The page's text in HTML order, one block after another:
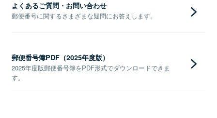
よくあるご質問・お問い合わせ
郵便番号に関するさまざまな疑問にお答えします。
郵便番号簿PDF（2025年度版）
2025年度版郵便番号簿をPDF形式でダウンロードできま
す。